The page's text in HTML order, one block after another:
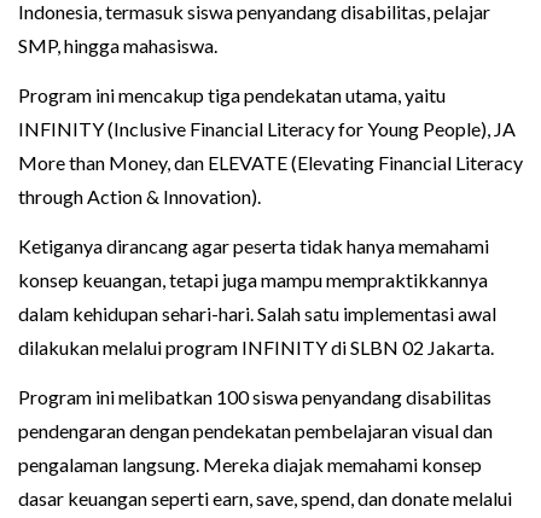
Indonesia, termasuk siswa penyandang disabilitas, pelajar
SMP, hingga mahasiswa.
Program ini mencakup tiga pendekatan utama, yaitu
INFINITY (Inclusive Financial Literacy for Young People), JA
More than Money, dan ELEVATE (Elevating Financial Literacy
through Action & Innovation).
Ketiganya dirancang agar peserta tidak hanya memahami
konsep keuangan, tetapi juga mampu mempraktikkannya
dalam kehidupan sehari-hari. Salah satu implementasi awal
dilakukan melalui program INFINITY di SLBN 02 Jakarta.
Program ini melibatkan 100 siswa penyandang disabilitas
pendengaran dengan pendekatan pembelajaran visual dan
pengalaman langsung. Mereka diajak memahami konsep
dasar keuangan seperti earn, save, spend, dan donate melalui